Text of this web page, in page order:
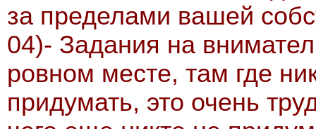
за пределами вашей
04)- Задания на
ровном месте, там где
придумать, это очень